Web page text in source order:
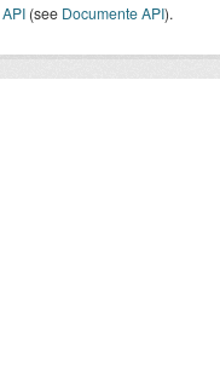
API (see Documente API).